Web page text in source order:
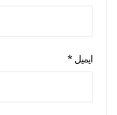
ایمیل *